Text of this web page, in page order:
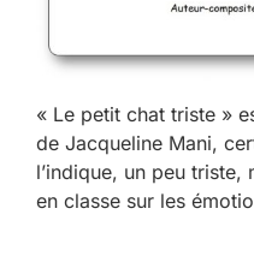
« Le petit chat triste »
de Jacqueline Mani,
l’indique, un peu
en classe sur les